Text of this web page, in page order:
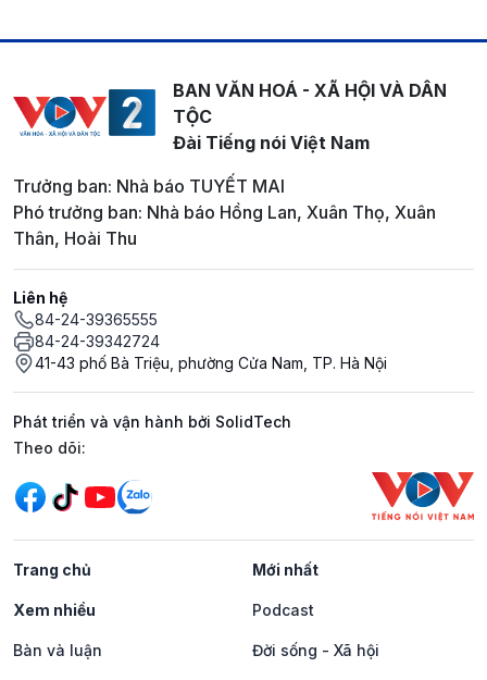
BAN VĂN HOÁ - XÃ HỘI VÀ DÂN
TỘC
Đài Tiếng nói Việt Nam
Trưởng ban: Nhà báo TUYẾT MAI
Phó trưởng ban: Nhà báo Hồng Lan, Xuân Thọ, Xuân
Thân, Hoài Thu
Liên hệ
84-24-39365555
84-24-39342724
41-43 phố Bà Triệu, phường Cửa Nam, TP. Hà Nội
Phát triển và vận hành bởi SolidTech
Mạng xã hội
Theo dõi:
Trang chủ Mới nhất
Xem nhiều Podcast
Bàn và luận Đời sống - Xã hội